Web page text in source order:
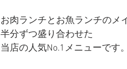
お肉ランチとお魚ランチのメ
半分ずつ盛り合わせた
当店の人気No.1メニューです。